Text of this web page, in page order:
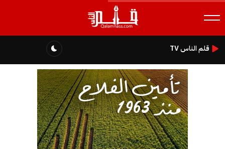
قلم الناس TV